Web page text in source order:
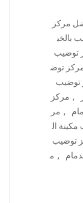
مركز
بالخب
توضيب
توض
توضيب
, مركز
, مر
ال
توضيب
, م